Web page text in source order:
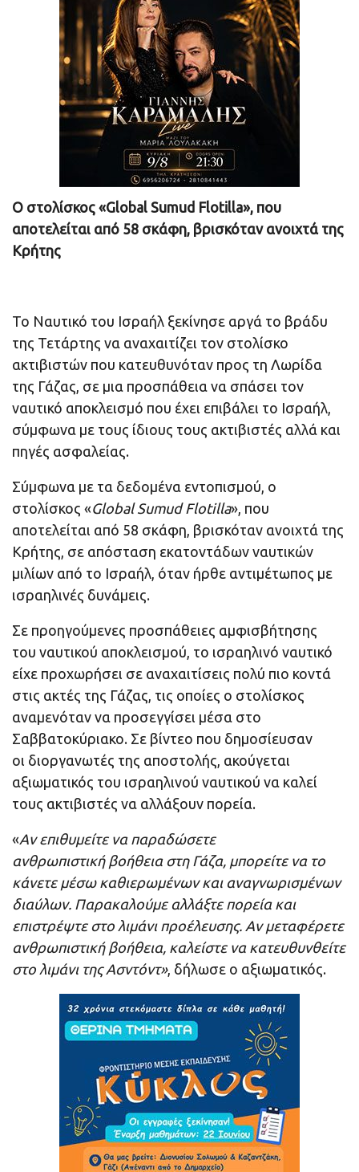
Ο στολίσκος «Global Sumud Flotilla», που
αποτελείται από 58 σκάφη, βρισκόταν ανοιχτά της
Κρήτης
Το Ναυτικό του Ισραήλ ξεκίνησε αργά το βράδυ
της Τετάρτης να αναχαιτίζει τον στολίσκο
ακτιβιστών που κατευθυνόταν προς τη Λωρίδα
της Γάζας, σε μια προσπάθεια να σπάσει τον
ναυτικό αποκλεισμό που έχει επιβάλει το Ισραήλ,
σύμφωνα με τους ίδιους τους ακτιβιστές αλλά και
πηγές ασφαλείας.
Σύμφωνα με τα δεδομένα εντοπισμού, ο
στολίσκος «Global Sumud Flotilla», που
αποτελείται από 58 σκάφη, βρισκόταν ανοιχτά της
Κρήτης, σε απόσταση εκατοντάδων ναυτικών
μιλίων από το Ισραήλ, όταν ήρθε αντιμέτωπος με
ισραηλινές δυνάμεις.
Σε προηγούμενες προσπάθειες αμφισβήτησης
του ναυτικού αποκλεισμού, το ισραηλινό ναυτικό
είχε προχωρήσει σε αναχαιτίσεις πολύ πιο κοντά
στις ακτές της Γάζας, τις οποίες ο στολίσκος
αναμενόταν να προσεγγίσει μέσα στο
Σαββατοκύριακο. Σε βίντεο που δημοσίευσαν
οι διοργανωτές της αποστολής, ακούγεται
αξιωματικός του ισραηλινού ναυτικού να καλεί
τους ακτιβιστές να αλλάξουν πορεία.
«Αν επιθυμείτε να παραδώσετε
ανθρωπιστική βοήθεια στη Γάζα, μπορείτε να το
κάνετε μέσω καθιερωμένων και αναγνωρισμένων
διαύλων. Παρακαλούμε αλλάξτε πορεία και
επιστρέψτε στο λιμάνι προέλευσης. Αν μεταφέρετε
ανθρωπιστική βοήθεια, καλείστε να κατευθυνθείτε
στο λιμάνι της Ασντόντ», δήλωσε ο αξιωματικός.